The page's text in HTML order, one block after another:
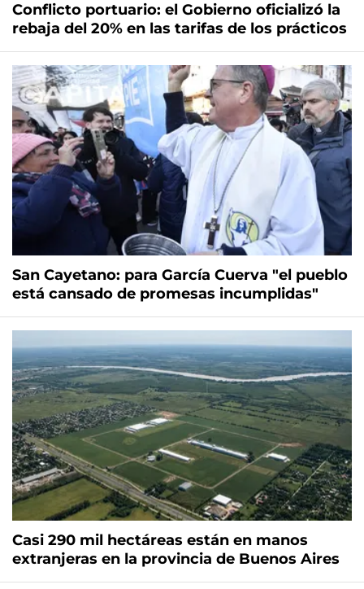
Conflicto portuario: el Gobierno oficializó la
rebaja del 20% en las tarifas de los prácticos
San Cayetano: para García Cuerva "el pueblo
está cansado de promesas incumplidas"
Casi 290 mil hectáreas están en manos
extranjeras en la provincia de Buenos Aires